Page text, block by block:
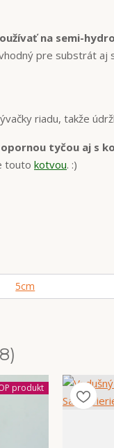
na semi-
pre substrát
riadu, takže
tyčou aj s
touto kotvou. :)
5cm
8
produkt